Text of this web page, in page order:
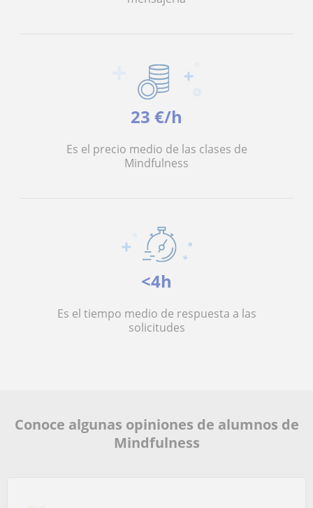
23 €/h
Es el precio medio de las clases de
Mindfulness
<4h
Es el tiempo medio de respuesta a las
solicitudes
Conoce algunas opiniones de alumnos de
Mindfulness